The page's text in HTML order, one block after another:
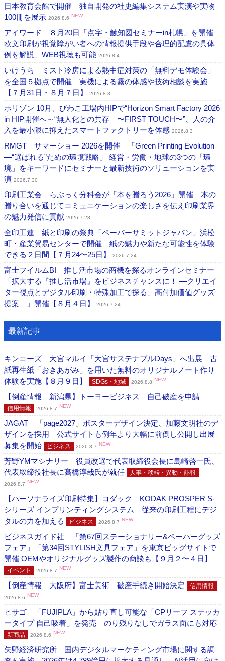
日本教育会館で開催 独自開発の社史編集システム実演や実物
100冊を展示 2026.8.6 NEW
アイワード ８月20日「点字・触知図セミナーin札幌」を開催
欧文印刷が視覚障がい者への情報提供手段や合理的配慮の具体
例を解説、WEB視聴も可能 2026.8.4
いけうち ミスト冷房による熱中症対策の「無料デモ体験会」
を全国５拠点で開催 実機による霧の体感や技術相談を実施
【７月31日・８月７日】
2026.8.3
ホリゾン 10月、びわこ工場内HIPで“Horizon Smart Factory 2026
in HIP開催へ～“無人化との共存 〜FIRST TOUCH〜”、人の介
入を最小限に抑えたスマートファクトリーを体感 2026.8.3
RMGT サマーショー 2026を開催 「Green Printing Evolution
―“選ばれる”ための環境戦略」 経営・労働・地球の3つの「環
境」をキーワードにセミナーと最新技術のソリューションを実
演 2026.7.30
印刷工業会 らぶっく分科会が「本を贈ろう2026」開催 本の
贈り合いを通じてコミュニケーションの楽しさを伝え印刷業界
の魅力発信に貢献 2026.7.28
全印工連 紙と印刷の祭典「ペーパーサミットジャパン」浜松
町・産業貿易センターで開催 紙の魅力や新たな可能性を体験
できる２日間【７月24〜25日】
2026.7.24
富士フイルムBI 推し活市場の商機を探るオンラインセミナー
「拡大する『推し活市場』をビジネスチャンスに！ ―クリエイ
ター視点とデジタル印刷・特殊加工で探る、高付加価値グッズ
提案―」開催【８月４日】
2026.7.24
最新記事
キンコーズ 大宮マルイ「大宮サステナブルDays」へ出展 古
紙再生紙「おきあがみ」を用いた無料のオリジナルノート作り
体験を実施【８月９日】
SDGs・地域 2026.8.8 NEW
【倒産情報 新潟県】トーヨービジネス 自己破産を申請
信用情報 2026.8.7 NEW
JAGAT 「page2027」ポスターデザイン決定、加藤文明社のデ
ザインを採用 公式サイトも例年より大幅に前倒し公開し出展
募集を開始
ビジネス 2026.8.7 NEW
芳野YMマシナリー 役員改選で代表取締役会長に島崎啓一氏、
代表取締役社長に髙橋淳哉氏が就任
人事・移転・異動・訃報
2026.8.7 NEW
【パーソナライズ印刷特集】コダック KODAK PROSPER S-
シリーズ インプリンティングシステム 従来の印刷工程にデジ
タルの力を加える
ビジネス 2026.8.7 NEW
ビジネスガイド社 「第67回ステーショナリー&ペーパーグッズ
フェア」「第34回STYLISH文具フェア」を東京ビッグサイトで
開催 OEMやオリジナルグッズ製作の商談も【９月２〜４日】
イベント 2026.8.7 NEW
【倒産情報 大阪府】富士美術 破産手続き開始決定 信用情報
2026.8.6 NEW
ヒサゴ 「FUJIPLA」から貼り直し可能な「CPリーフ ステッカ
ータイプ 自己吸着」を発売 のり残りなしでガラス面にも対応
新商品 2026.8.6 NEW
矢野経済研究所 国内デジタルマーケティング市場に関する調